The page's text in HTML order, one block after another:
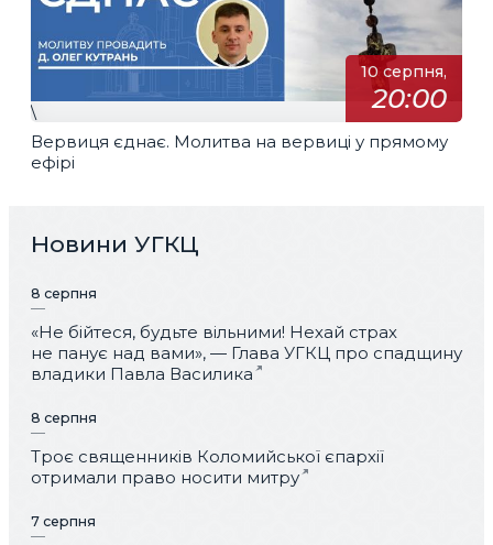
10 серпня,
20:00
\
Вервиця єднає. Молитва на вервиці у прямому
ефірі
Новини УГКЦ
8 серпня
«Не бійтеся, будьте вільними! Нехай страх
не панує над вами», — Глава УГКЦ про спадщину
владики Павла Василика
8 серпня
Троє священників Коломийської єпархії
отримали право носити митру
7 серпня